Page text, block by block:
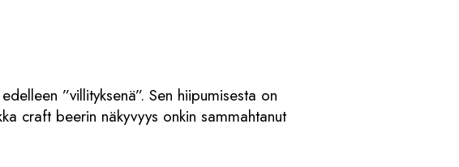
”villityksenä”. Sen hiipumisesta on
craft beerin näkyvyys onkin sammahtanut